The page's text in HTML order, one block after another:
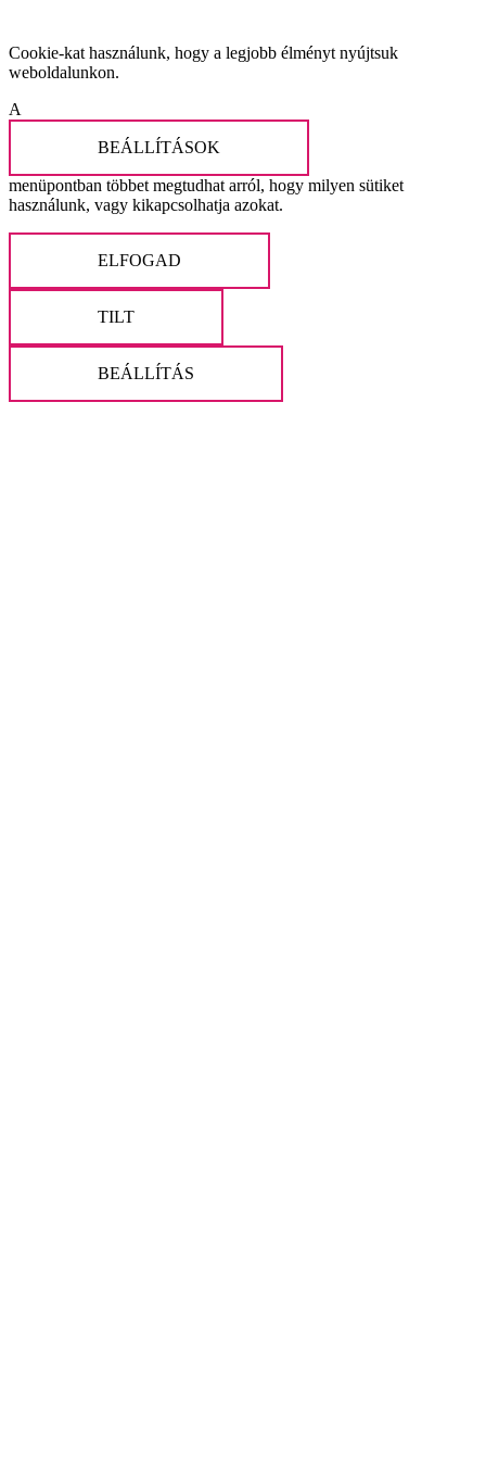
Cookie-kat használunk, hogy a legjobb élményt nyújtsuk
weboldalunkon.
A
BEÁLLÍTÁSOK
menüpontban többet megtudhat arról, hogy milyen sütiket
használunk, vagy kikapcsolhatja azokat.
ELFOGAD
TILT
BEÁLLÍTÁS